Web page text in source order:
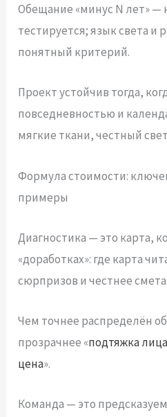
Обещание «минус N лет» —
тестируется; язык света и
понятный критерий.
Проект устойчив тогда,
повседневностью и
мягкие ткани, честный
Формула стоимости:
примеры
Диагностика — это карта,
«доработках»: где карта
сюрпризов и честнее смета.
Чем точнее распределён
прозрачнее «подтяжка
цена».
Команда — это